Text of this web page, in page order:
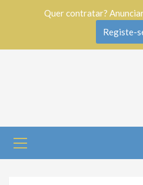
Quer contratar?
Registe-